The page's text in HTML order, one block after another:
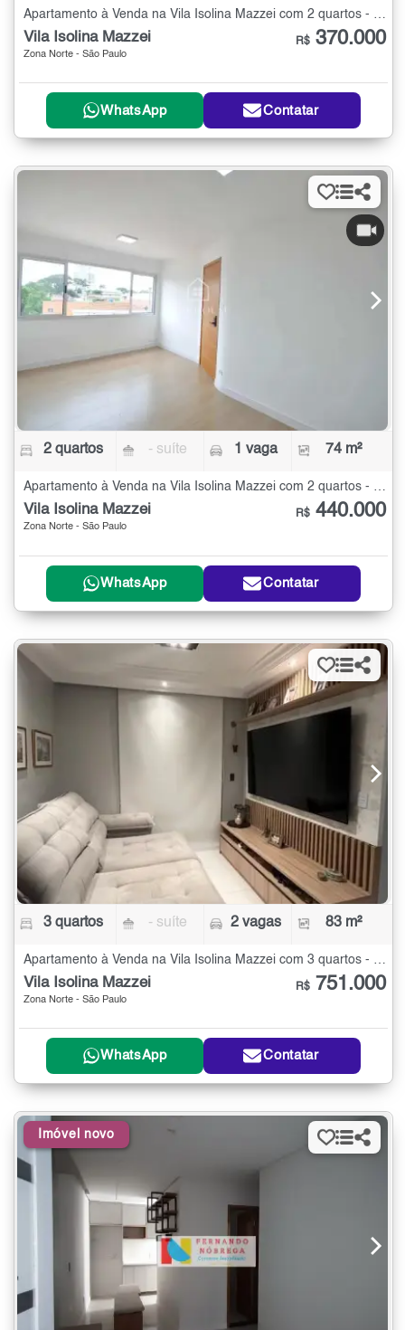
Apartamento à Venda na Vila Isolina Mazzei com 2 quartos - 60 m²
Vila Isolina Mazzei
Zona Norte - São Paulo
R$ 370.000
WhatsApp Contatar
2 quartos - suíte 1 vaga 74 m²
Apartamento à Venda na Vila Isolina Mazzei com 2 quartos - 74 m²
Vila Isolina Mazzei
Zona Norte - São Paulo
R$ 440.000
WhatsApp Contatar
3 quartos - suíte 2 vagas 83 m²
Vila Isolina Mazzei
Zona Norte - São Paulo
R$ 751.000
WhatsApp Contatar
Imóvel novo